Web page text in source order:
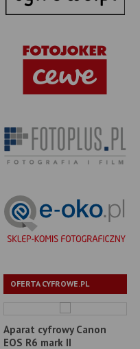
OFERTA CYFROWE.PL
Aparat cyfrowy Canon
EOS R6 mark II